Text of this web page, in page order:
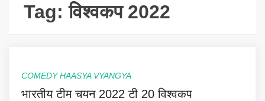
Tag:विश्वकप 2022
COMEDY HAASYA VYANGYA
भारतीय टीम चयन 2022 टी 20 विश्वकप